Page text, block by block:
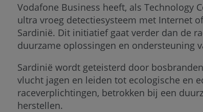
Vodafone Business heeft, als Technology
ultra vroeg detectiesysteem met Internet
Sardinië. Dit initiatief gaat verder dan de
duurzame oplossingen en ondersteuning
Sardinië wordt geteisterd door
vlucht jagen en leiden tot ecologische en
raceverplichtingen, betrokken bij een
herstellen.